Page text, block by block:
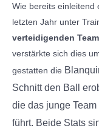
Wie bereits einleitend
letzten Jahr unter
verteidigenden
verstärkte sich dies
gestatten die
Schnitt den Ball
die das junge
führt. Beide Stats